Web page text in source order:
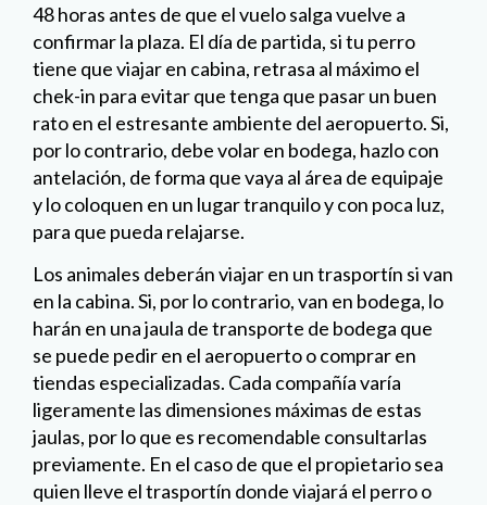
48 horas antes de que el vuelo salga vuelve a
confirmar la plaza. El día de partida, si tu perro
tiene que viajar en cabina, retrasa al máximo el
chek-in para evitar que tenga que pasar un buen
rato en el estresante ambiente del aeropuerto. Si,
por lo contrario, debe volar en bodega, hazlo con
antelación, de forma que vaya al área de equipaje
y lo coloquen en un lugar tranquilo y con poca luz,
para que pueda relajarse.
Los animales deberán viajar en un trasportín si van
en la cabina. Si, por lo contrario, van en bodega, lo
harán en una jaula de transporte de bodega que
se puede pedir en el aeropuerto o comprar en
tiendas especializadas. Cada compañía varía
ligeramente las dimensiones máximas de estas
jaulas, por lo que es recomendable consultarlas
previamente. En el caso de que el propietario sea
quien lleve el trasportín donde viajará el perro o